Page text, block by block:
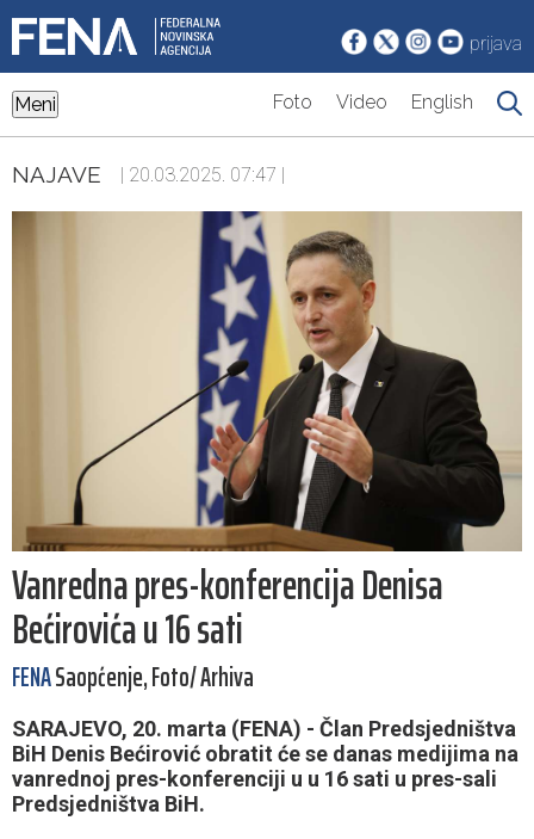
prijava
Meni Foto Video English
NAJAVE | 20.03.2025. 07:47 |
Vanredna pres-konferencija Denisa
Bećirovića u 16 sati
FENASaopćenje, Foto/ Arhiva
SARAJEVO, 20. marta (FENA) - Član Predsjedništva
BiH Denis Bećirović obratit će se danas medijima na
vanrednoj pres-konferenciji u u 16 sati u pres-sali
Predsjedništva BiH.